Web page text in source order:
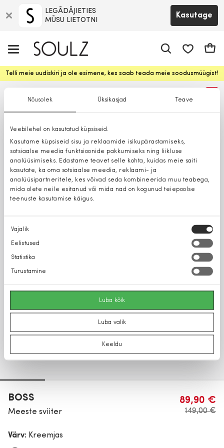
Nõusolek Üksikasjad Teave
Veebilehel on kasutatud küpsiseid.
Kasutame küpsiseid sisu ja reklaamide isikupärastamiseks,
sotsiaalse meedia funktsioonide pakkumiseks ning liikluse
analüüsimiseks. Edastame teavet selle kohta, kuidas meie saiti
kasutate, ka oma sotsiaalse meedia, reklaami- ja
analüüsipartneritele, kes võivad seda kombineerida muu teabega,
mida olete neile esitanud või mida nad on kogunud teiepoolse
teenuste kasutamise käigus.
Nõusoleku
valik
Vajalik
Eelistused
Statistika
Turustamine
Luba kõik
Luba valik
Keeldu
LEGĀDĀJIETIES
MŪSU LIETOTNI
Kasutage
Telli meie uudiskiri ja ole esimene, kes saab teada meie soodusmüügist!
BOSS
Meeste sviiter
89,90 €
149,00 €
Värv: Kreemjas